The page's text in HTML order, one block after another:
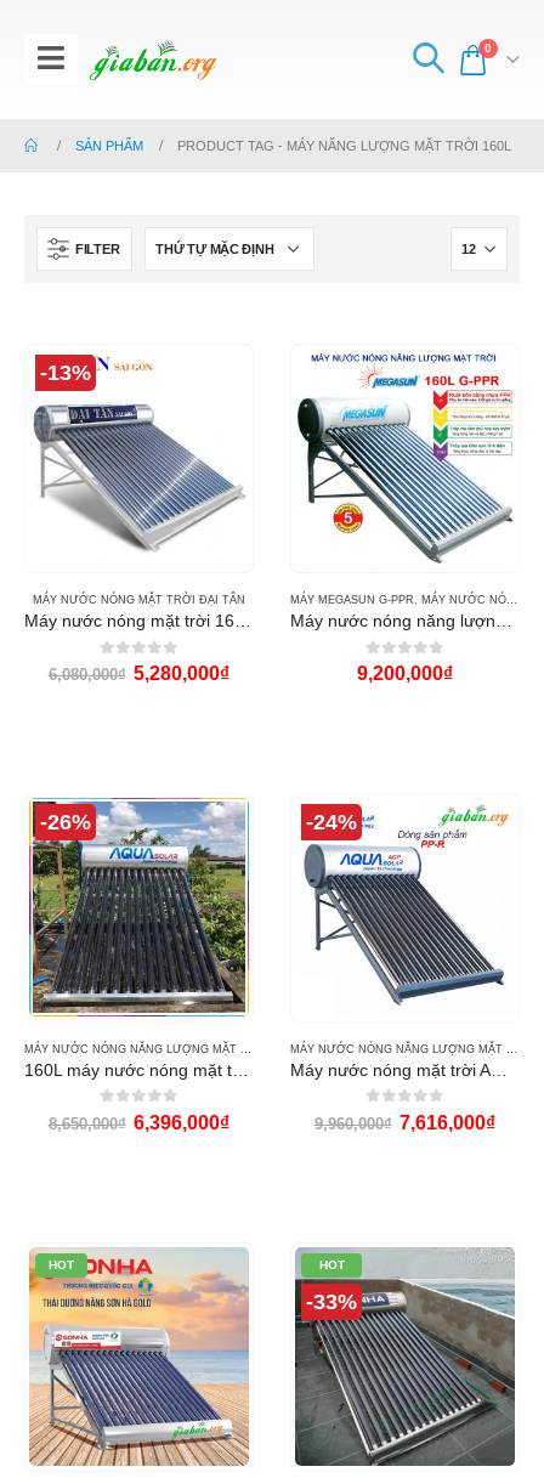
0
SẢN PHẨM PRODUCT TAG - MÁY NĂNG LƯỢNG MẶT TRỜI 160L
FILTER
-13%
MÁY NƯỚC NÓNG MẶT TRỜI ĐẠI TÂN
0out of 5
6,080,000₫ 5,280,000₫
MÁY MEGASUN G-PPR MÁY NƯỚC NÓNG MẶT TRỜI MEGASUN
0out of 5
9,200,000₫
-26%
0out of 5
8,650,000₫ 6,396,000₫
-24%
0out of 5
9,960,000₫ 7,616,000₫
HOT HOT
-33%